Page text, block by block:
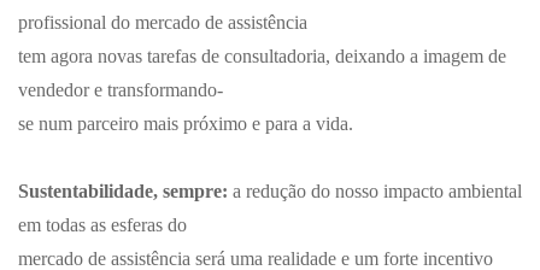
profissional do mercado de assistência
tem agora novas tarefas de consultadoria, deixando a imagem de
vendedor e transformando-
se num parceiro mais próximo e para a vida.
Sustentabilidade, sempre: a redução do nosso impacto ambiental
em todas as esferas do
mercado de assistência será uma realidade e um forte incentivo